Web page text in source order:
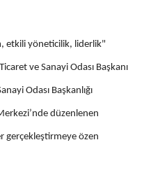
Çorum
Diyarbakır
Edirne
etkili yöneticilik, liderlik"
ve Sanayi Odası Başkanı
Odası Başkanlığı
düzenlenen
gerçekleştirmeye özen